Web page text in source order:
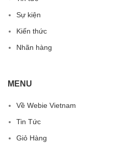
Sự kiện
Kiến thức
Nhãn hàng
MENU
Về Webie Vietnam
Tin Tức
Giỏ Hàng